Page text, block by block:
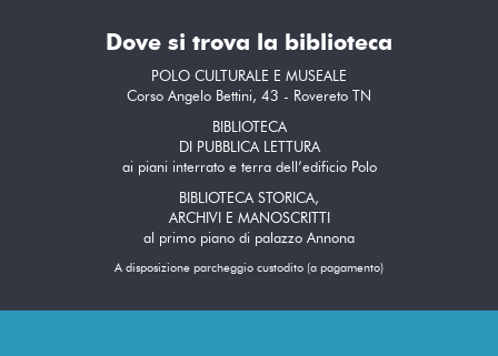
Dove si trova la biblioteca
POLO CULTURALE E MUSEALE
Corso Angelo Bettini, 43 - Rovereto TN
BIBLIOTECA
DI PUBBLICA LETTURA
ai piani interrato e terra dell’edificio Polo
BIBLIOTECA STORICA,
ARCHIVI E MANOSCRITTI
al primo piano di palazzo Annona
A disposizione parcheggio custodito (a pagamento)